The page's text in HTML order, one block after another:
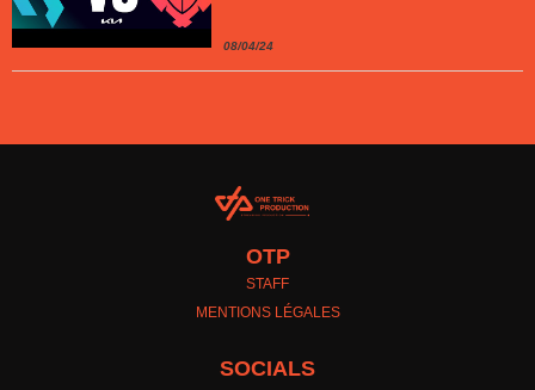
08/04/24
OTP
STAFF
MENTIONS LÉGALES
SOCIALS